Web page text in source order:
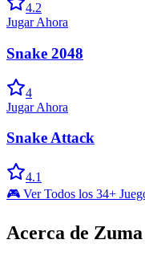
4.2
Jugar Ahora
Snake 2048
4
Jugar Ahora
Snake Attack
4.1
🎮 Ver Todos los 34+
Acerca de